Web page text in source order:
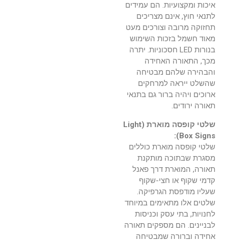
איכות ומקצועיות. הם עמידים
לתנאי חוץ, אינם מצריכים
תחזוקה מרובה וצורכים מעט
מאוד חשמל בזכות השימוש
בנורות LED חסכוניות. יתרה
מכך, התאורה האחידה
והבהירה שלהם מבטיחה
שהשלט ייראה למרחקים
ארוכים ויהיה ברור גם בתנאי
תאורה ירודים.
שלטי קופסה מוארת (Light
Box Signs):
שלטי קופסה מוארת כוללים
מסגרת שבתוכה מותקנת
תאורה, המוארת דרך פאנל
קדמי שקוף או חצי-שקוף
שעליו מודפסת הגרפיקה.
שלטים אלו מתאימים במיוחד
לחנויות, בתי עסק וכניסות
לבניינים. הם מספקים תאורה
אחידה וברורה שמבטיחה